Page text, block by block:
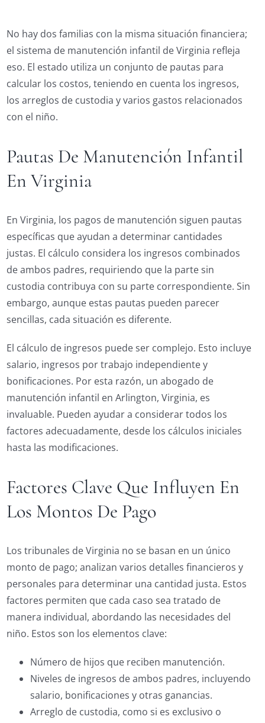
No hay dos familias con la misma situación financiera;
el sistema de manutención infantil de Virginia refleja
eso. El estado utiliza un conjunto de pautas para
calcular los costos, teniendo en cuenta los ingresos,
los arreglos de custodia y varios gastos relacionados
con el niño.
Pautas De Manutención Infantil
En Virginia
En Virginia, los pagos de manutención siguen pautas
específicas que ayudan a determinar cantidades
justas. El cálculo considera los ingresos combinados
de ambos padres, requiriendo que la parte sin
custodia contribuya con su parte correspondiente. Sin
embargo, aunque estas pautas pueden parecer
sencillas, cada situación es diferente.
El cálculo de ingresos puede ser complejo. Esto incluye
salario, ingresos por trabajo independiente y
bonificaciones. Por esta razón, un abogado de
manutención infantil en Arlington, Virginia, es
invaluable. Pueden ayudar a considerar todos los
factores adecuadamente, desde los cálculos iniciales
hasta las modificaciones.
Factores Clave Que Influyen En
Los Montos De Pago
Los tribunales de Virginia no se basan en un único
monto de pago; analizan varios detalles financieros y
personales para determinar una cantidad justa. Estos
factores permiten que cada caso sea tratado de
manera individual, abordando las necesidades del
niño. Estos son los elementos clave:
Número de hijos que reciben manutención.
Niveles de ingresos de ambos padres, incluyendo
salario, bonificaciones y otras ganancias.
Arreglo de custodia, como si es exclusivo o